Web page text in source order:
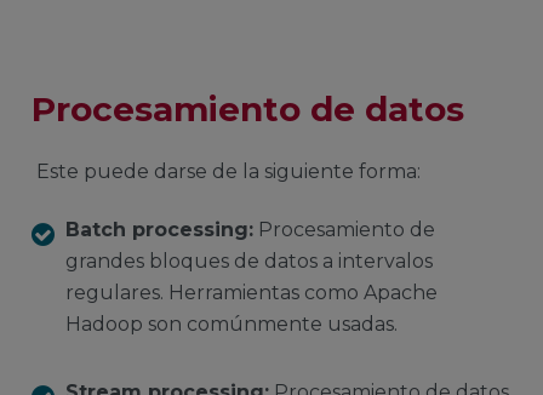
Procesamiento de datos
Este puede darse de la siguiente forma:
Batch processing: Procesamiento de
grandes bloques de datos a intervalos
regulares. Herramientas como Apache
Hadoop son comúnmente usadas.